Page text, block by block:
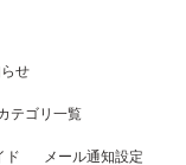
せ
テゴリ一覧
ド メール通知設定